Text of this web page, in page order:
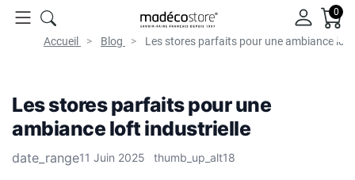
0
Accueil Blog Les stores parfaits pour une ambiance
Les stores parfaits pour une
ambiance loft industrielle
date_range11 Juin 2025 thumb_up_alt18